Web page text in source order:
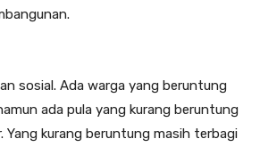
sosial. Ada warga yang beruntung
ada pula yang kurang beruntung
Yang kurang beruntung masih terbagi